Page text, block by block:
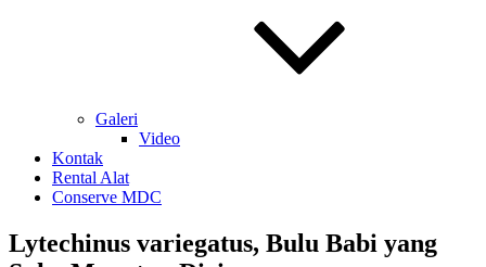
Galeri
Video
Kontak
Rental Alat
Conserve MDC
Lytechinus variegatus, Bulu Babi yang